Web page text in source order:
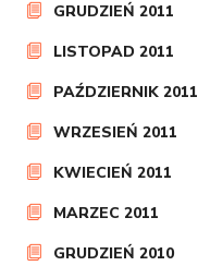
GRUDZIEŃ 2011
LISTOPAD 2011
PAŹDZIERNIK 2011
WRZESIEŃ 2011
KWIECIEŃ 2011
MARZEC 2011
GRUDZIEŃ 2010